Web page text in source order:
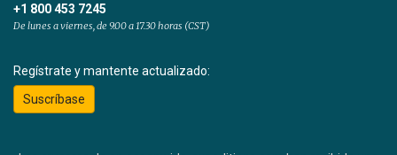
+1 800 453 7245
De lunes a viernes, de 9.00 a 17.30 horas (CST)
Regístrate y mantente actualizado:
Suscríbase